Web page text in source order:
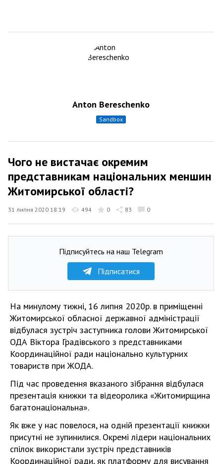
Anton Bereschenko
sandbox
Чого не вистачає окремим
представникам національних меншин
Житомирської області?
31 липня 2020 18:19 494 0 83 0
Підписуйтесь на наш Telegram
Підписатися
На минулому тижні, 16 липня 2020р. в приміщенні
Житомирської обласної державної адміністрації
відбулася зустріч заступника голови Житомирської
ОДА Віктора Градівського з представниками
Координаційної ради національно культурних
товариств при ЖОДА.
Під час проведення вказаного зібрання відбулася
презентація книжки та відеоролика «Житомирщина
багатонаціональна».
Як вже у нас повелося, на одній презентації книжки
присутні не зупинилися. Окремі лідери національних
спілок використали зустріч представників
Координаційної ради, як платформу для висування